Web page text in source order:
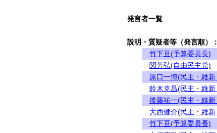
発言者一覧
説明・質疑者等（発言順）：
竹下亘(予算委員長)
関芳弘(自由民主党)
原口一博(民主・維
鈴木克昌(民主・維
後藤祐一(民主・維
大西健介(民主・維
竹下亘(予算委員長)